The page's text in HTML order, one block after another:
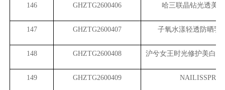
146 GHZTG2600406 哈三联晶钻光透美
147 GHZTG2600407 子氧水漾轻透防晒乳
148 GHZTG2600408 沪兮女王时光修护美白防
149 GHZTG2600409 NAILISSPRO